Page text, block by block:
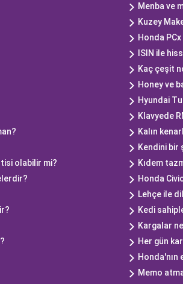
Menba ve
Kuzey
Honda
ISIN ile
Kaç çeşit
Honey ve
Hyundai
Klavyede
Kalın
Kendini bir
olabilir mi?
Kıdem
Honda
Lehçe ile
Kedi
Kargalar
Her gün
Honda'nın
Memo